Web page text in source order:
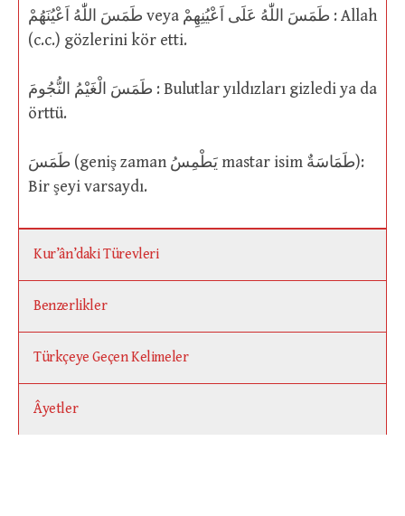
طَمَسَ اللّٰهُ اَعْيُنَهُمْ veya طَمَسَ اللّٰهُ عَلَى اَعْيُنِهِمْ : Allah
(c.c.) gözlerini kör etti.
طَمَسَ الْغَيْمُ النُّجُومَ : Bulutlar yıldızları gizledi ya da
örttü.
طَمَسَ (geniş zaman يَطْمِسُ mastar isim طَمَاسَةٌ):
Bir şeyi varsaydı.
Kur’ân’daki Türevleri
Benzerlikler
Türkçeye Geçen Kelimeler
Âyetler